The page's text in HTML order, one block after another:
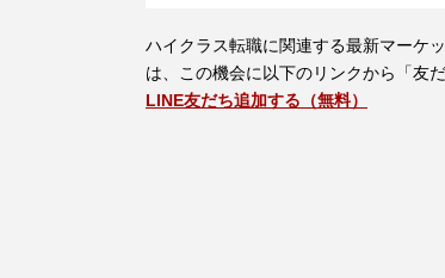
ハイクラス転職に関連する最新マーケ
は、この機会に以下のリンクから「友
LINE友だち追加する（無料）